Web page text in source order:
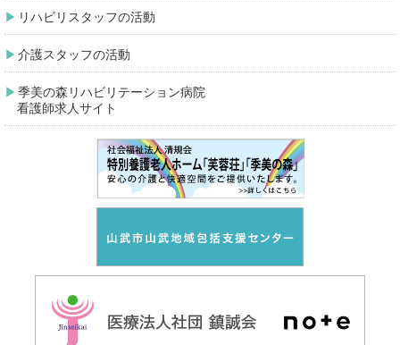
リハビリスタッフの活動
介護スタッフの活動
季美の森リハビリテーション病院
看護師求人サイト